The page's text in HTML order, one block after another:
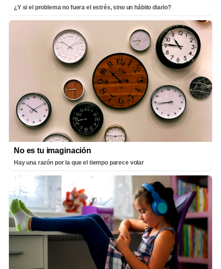
¿Y si el problema no fuera el estrés, sino un hábito diario?
No es tu imaginación
Hay una razón por la que el tiempo parece volar